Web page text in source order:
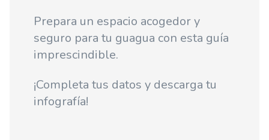
Prepara un espacio acogedor y
seguro para tu guagua con esta guía
imprescindible.
¡Completa tus datos y descarga tu
infografía!